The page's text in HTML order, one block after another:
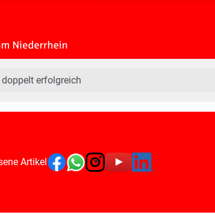
doppelt erfolgreich
Artikel